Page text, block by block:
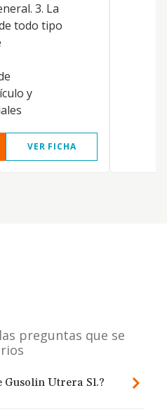
3. La
todo tipo
y
VER FICHA
preguntas que se
Gusolin Utrera Sl.?